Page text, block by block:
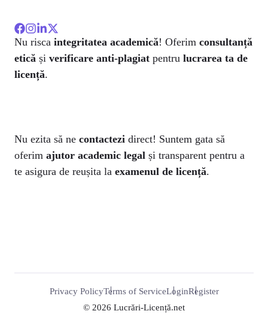
Nu risca integritatea academică! Oferim consultanță
etică și verificare anti-plagiat pentru lucrarea ta de
licență.
Nu ezita să ne contactezi direct! Suntem gata să
oferim ajutor academic legal și transparent pentru a
te asigura de reușita la examenul de licență.
© 2026 Lucrări-Licență.net
Privacy PolicyTerms of ServiceLoginRegister